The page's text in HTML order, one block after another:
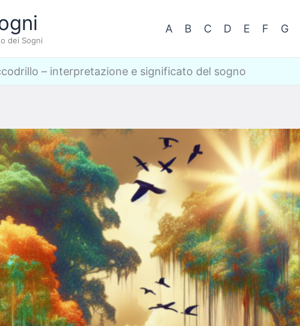
dei Sogni
A B C D E F G
– interpretazione e significato del sogno